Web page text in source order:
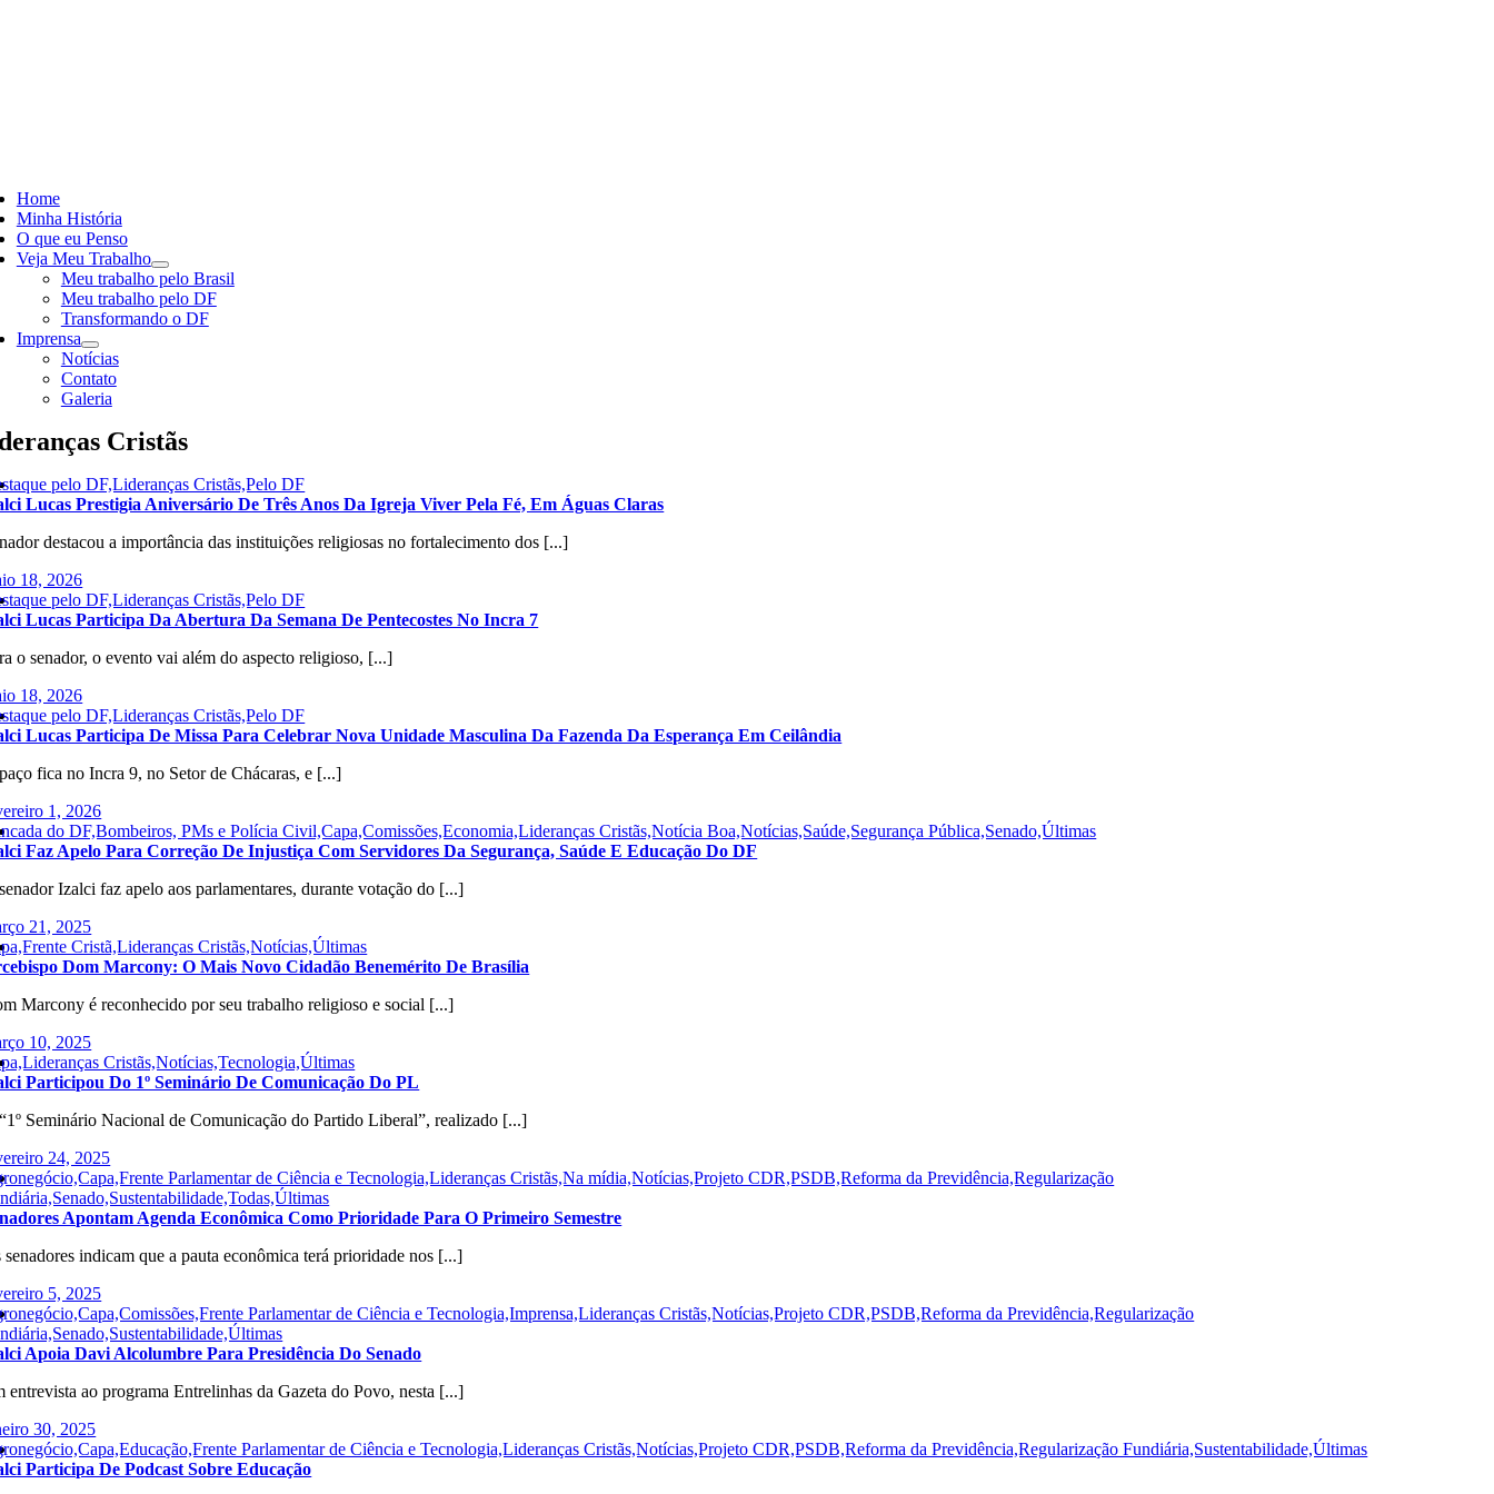
Home
Minha História
O que eu Penso
Veja Meu Trabalho
Meu trabalho pelo Brasil
Meu trabalho pelo DF
Transformando o DF
Imprensa
Notícias
Contato
Galeria
Cristãs
pelo DF,Lideranças Cristãs,Pelo DF
Lucas Prestigia Aniversário De Três Anos Da Igreja Viver Pela Fé, Em Águas Claras
destacou a importância das instituições religiosas no fortalecimento dos [...]
18, 2026
pelo DF,Lideranças Cristãs,Pelo DF
Lucas Participa Da Abertura Da Semana De Pentecostes No Incra 7
o senador, o evento vai além do aspecto religioso, [...]
18, 2026
pelo DF,Lideranças Cristãs,Pelo DF
Lucas Participa De Missa Para Celebrar Nova Unidade Masculina Da Fazenda Da Esperança Em Ceilândia
fica no Incra 9, no Setor de Chácaras, e [...]
1, 2026
do DF,Bombeiros, PMs e Polícia Civil,Capa,Comissões,Economia,Lideranças Cristãs,Notícia Boa,Notícias,Saúde,Segurança Pública,Senado,Últimas
Faz Apelo Para Correção De Injustiça Com Servidores Da Segurança, Saúde E Educação Do DF
Izalci faz apelo aos parlamentares, durante votação do [...]
21, 2025
Cristã,Lideranças Cristãs,Notícias,Últimas
Dom Marcony: O Mais Novo Cidadão Benemérito De Brasília
Marcony é reconhecido por seu trabalho religioso e social [...]
10, 2025
Cristãs,Notícias,Tecnologia,Últimas
Participou Do 1º Seminário De Comunicação Do PL
Seminário Nacional de Comunicação do Partido Liberal”, realizado [...]
24, 2025
Parlamentar de Ciência e Tecnologia,Lideranças Cristãs,Na mídia,Notícias,Projeto CDR,PSDB,Reforma da Previdência,Regularização
Apontam Agenda Econômica Como Prioridade Para O Primeiro Semestre
senadores indicam que a pauta econômica terá prioridade nos [...]
5, 2025
Parlamentar de Ciência e Tecnologia,Imprensa,Lideranças Cristãs,Notícias,Projeto CDR,PSDB,Reforma da Previdência,Regularização
Apoia Davi Alcolumbre Para Presidência Do Senado
entrevista ao programa Entrelinhas da Gazeta do Povo, nesta [...]
30, 2025
Parlamentar de Ciência e Tecnologia,Lideranças Cristãs,Notícias,Projeto CDR,PSDB,Reforma da Previdência,Regularização Fundiária,Sustentabilidade,Últimas
Participa De Podcast Sobre Educação